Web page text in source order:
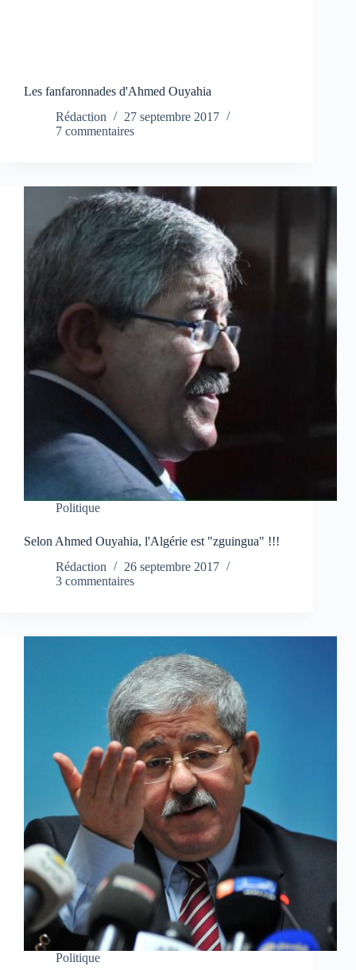
Les fanfaronnades d'Ahmed Ouyahia
Rédaction
27 septembre 2017
7 commentaires
Politique
Selon Ahmed Ouyahia, l'Algérie est "zguingua" !!!
Rédaction
26 septembre 2017
3 commentaires
Politique